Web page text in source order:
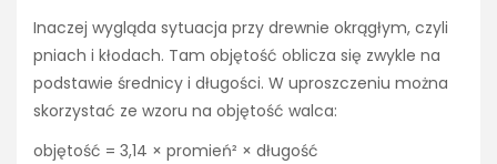
Inaczej wygląda sytuacja przy drewnie okrągłym, czyli
pniach i kłodach. Tam objętość oblicza się zwykle na
podstawie średnicy i długości. W uproszczeniu można
skorzystać ze wzoru na objętość walca:
objętość = 3,14 × promień² × długość